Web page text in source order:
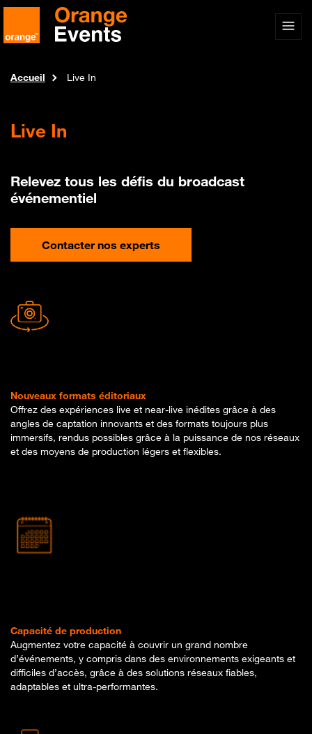
Accueil Live In
Live In
Relevez tous les défis du broadcast
événementiel​
Contacter nos experts
Nouveaux formats éditoriaux
Offrez des expériences live et near-live inédites grâce à des
angles de captation innovants et des formats toujours plus
immersifs, rendus possibles grâce à la puissance de nos réseaux
et des moyens de production légers et flexibles.
Capacité de production
Augmentez votre capacité à couvrir un grand nombre
d’événements, y compris dans des environnements exigeants et
difficiles d’accès, grâce à des solutions réseaux fiables,
adaptables et ultra-performantes.